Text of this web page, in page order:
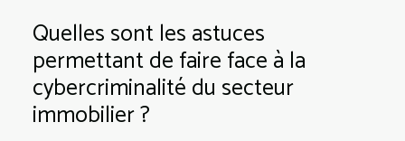
Quelles sont les astuces
permettant de faire face à la
cybercriminalité du secteur
immobilier ?